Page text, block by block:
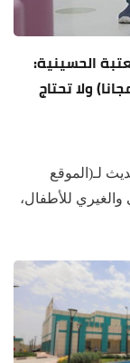
الحسينية:
ولا تحتاج
لـ(الموقع
للأطفال،